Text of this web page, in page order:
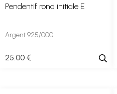
Pendentif rond initiale E
Argent 925/000
25.00 €